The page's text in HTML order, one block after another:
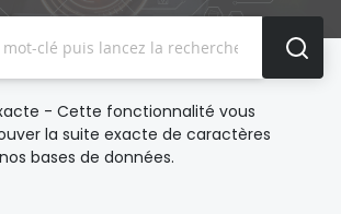
- Cette fonctionnalité vous
la suite exacte de caractères
bases de données.